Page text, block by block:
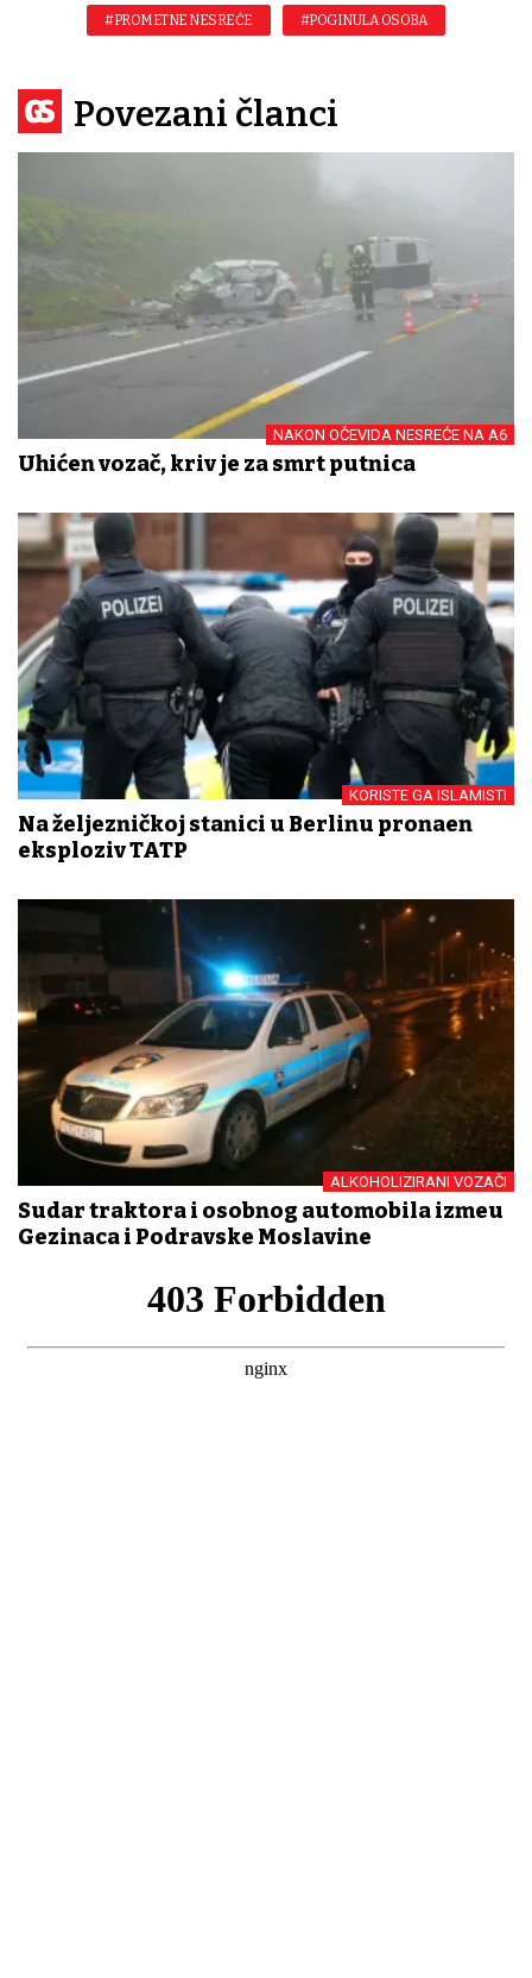
#PROMETNE NESREĆE #POGINULA OSOBA
Povezani članci
NAKON OČEVIDA NESREĆE NA A6
Uhićen vozač, kriv je za smrt putnica
KORISTE GA ISLAMISTI
Na željezničkoj stanici u Berlinu pronađen
eksploziv TATP
ALKOHOLIZIRANI VOZAČI
Sudar traktora i osobnog automobila između
Gezinaca i Podravske Moslavine